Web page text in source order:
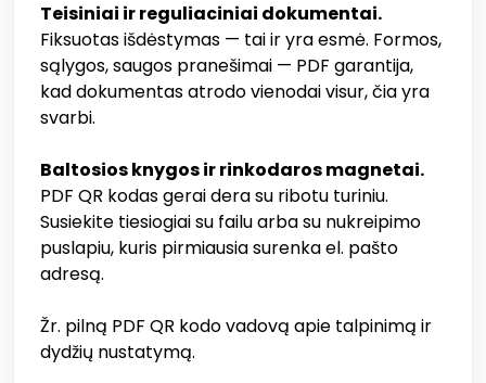
Teisiniai ir reguliaciniai dokumentai.
Fiksuotas išdėstymas — tai ir yra esmė. Formos,
sąlygos, saugos pranešimai — PDF garantija,
kad dokumentas atrodo vienodai visur, čia yra
svarbi.
Baltosios knygos ir rinkodaros magnetai.
PDF QR kodas gerai dera su ribotu turiniu.
Susiekite tiesiogiai su failu arba su nukreipimo
puslapiu, kuris pirmiausia surenka el. pašto
adresą.
Žr. pilną PDF QR kodo vadovą apie talpinimą ir
dydžių nustatymą.